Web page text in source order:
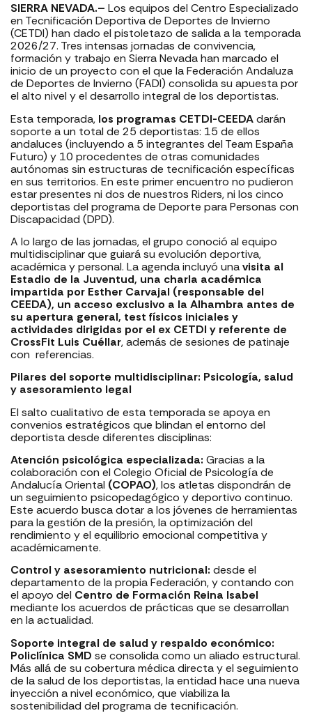
SIERRA NEVADA.– Los equipos del Centro Especializado
en Tecnificación Deportiva de Deportes de Invierno
(CETDI) han dado el pistoletazo de salida a la temporada
2026/27. Tres intensas jornadas de convivencia,
formación y trabajo en Sierra Nevada han marcado el
inicio de un proyecto con el que la Federación Andaluza
de Deportes de Invierno (FADI) consolida su apuesta por
el alto nivel y el desarrollo integral de los deportistas.
Esta temporada, los programas CETDI-CEEDAdarán
soporte a un total de 25 deportistas: 15 de ellos
andaluces (incluyendo a 5 integrantes del Team España
Futuro) y 10 procedentes de otras comunidades
autónomas sin estructuras de tecnificación específicas
en sus territorios. En este primer encuentro no pudieron
estar presentes ni dos de nuestros Riders, ni los cinco
deportistas del programa de Deporte para Personas con
Discapacidad (DPD).
A lo largo de las jornadas, el grupo conoció al equipo
multidisciplinar que guiará su evolución deportiva,
académica y personal. La agenda incluyó unavisita al
Estadio de la Juventud, una charla académica
impartida por Esther Carvajal (responsable del
CEEDA), un acceso exclusivo a la Alhambra antes de
su apertura general, test físicos iniciales y
actividades dirigidas por el ex CETDI y referente de
CrossFit Luis Cuéllar, además de sesiones de patinaje
con referencias.
Pilares del soporte multidisciplinar: Psicología, salud
y asesoramiento legal
El salto cualitativo de esta temporada se apoya en
convenios estratégicos que blindan el entorno del
deportista desde diferentes disciplinas:
Atención psicológica especializada: Gracias a la
colaboración con el Colegio Oficial de Psicología de
Andalucía Oriental (COPAO), los atletas dispondrán de
un seguimiento psicopedagógico y deportivo continuo.
Este acuerdo busca dotar a los jóvenes de herramientas
para la gestión de la presión, la optimización del
rendimiento y el equilibrio emocional competitiva y
académicamente.
Control y asesoramiento nutricional: desde el
departamento de la propia Federación, y contando con
el apoyo del Centro de Formación Reina Isabel
mediante los acuerdos de prácticas que se desarrollan
en la actualidad.
Soporte integral de salud y respaldo económico:
Policlínica SMD se consolida como un aliado estructural.
Más allá de su cobertura médica directa y el seguimiento
de la salud de los deportistas, la entidad hace una nueva
inyección a nivel económico, que viabiliza la
sostenibilidad del programa de tecnificación.